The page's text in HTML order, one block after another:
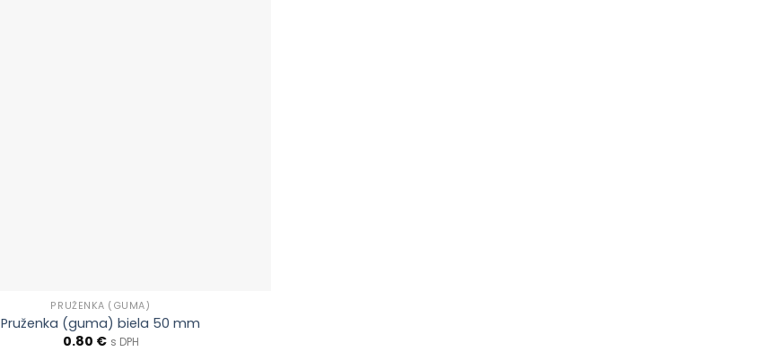
PRUŽENKA (GUMA)
Pruženka (guma) biela 50 mm
0.80 € s DPH